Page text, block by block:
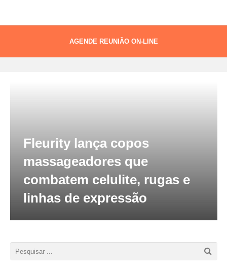
AGENDE REUNIÃO ON-LINE
Fleurity lança copos
massageadores que
combatem celulite, rugas e
linhas de expressão